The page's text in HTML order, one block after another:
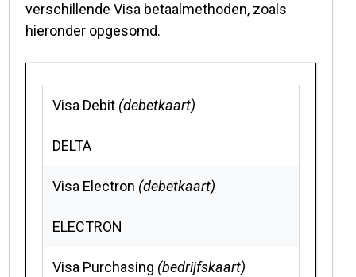
verschillende Visa betaalmethoden, zoals
hieronder opgesomd.
Visa Debit (debetkaart)
DELTA
Visa Electron (debetkaart)
ELECTRON
Visa Purchasing (bedrijfskaart)